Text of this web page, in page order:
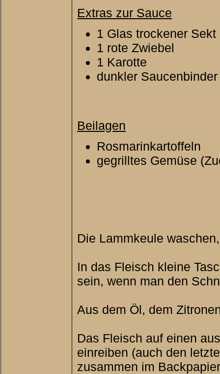
Extras zur Sauce
1 Glas trockener
1 rote Zwiebel
1 Karotte
dunkler Saucenbinder
Beilagen
Rosmarinkartoffeln
gegrilltes Gemüse
Die Lammkeule
In das Fleisch kleine
sein, wenn man den
Aus dem Öl, dem
Das Fleisch auf einen
einreiben (auch den
zusammen im